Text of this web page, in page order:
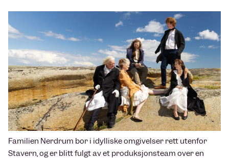
Familien Nerdrum bor i idylliske omgivelser rett utenfor
Stavern, og er blitt fulgt av et produksjonsteam over en